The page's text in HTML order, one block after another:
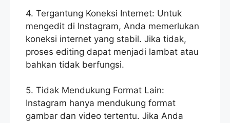
4. Tergantung Koneksi Internet: Untuk
mengedit di Instagram, Anda memerlukan
koneksi internet yang stabil. Jika tidak,
proses editing dapat menjadi lambat atau
bahkan tidak berfungsi.
5. Tidak Mendukung Format Lain:
Instagram hanya mendukung format
gambar dan video tertentu. Jika Anda